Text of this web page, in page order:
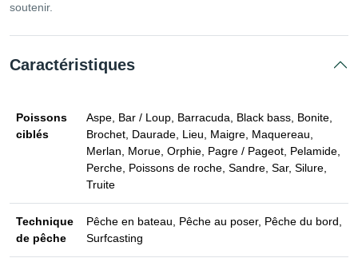
soutenir.
Caractéristiques
Poissons
ciblés
Aspe, Bar / Loup, Barracuda, Black bass, Bonite,
Brochet, Daurade, Lieu, Maigre, Maquereau,
Merlan, Morue, Orphie, Pagre / Pageot, Pelamide,
Perche, Poissons de roche, Sandre, Sar, Silure,
Truite
Technique
de pêche
Pêche en bateau, Pêche au poser, Pêche du bord,
Surfcasting